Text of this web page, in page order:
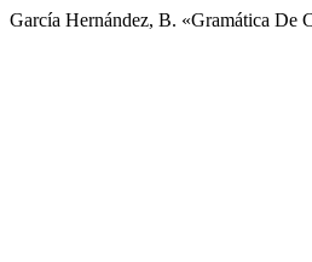
García Hernández, B. «Gramática De